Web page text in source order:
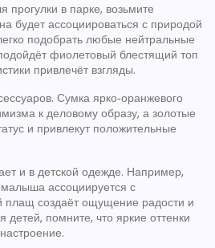
прогулки в парке, возьмите
будет ассоциироваться с природой
подобрать любые нейтральные
фиолетовый блестящий топ
привлечёт взгляды.
Сумка ярко‑оранжевого
к деловому образу, а золотые
и привлекут положительные
и в детской одежде. Например,
ассоциируется с
плащ создаёт ощущение радости и
помните, что яркие оттенки